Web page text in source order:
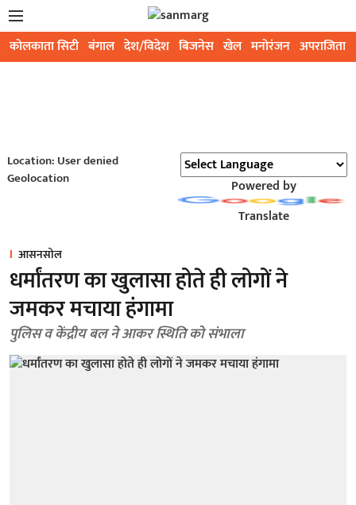
कोलकाता सिटी बंगाल देश/विदेश बिजनेस खेल मनोरंजन अपराजिता
Location: User denied
Geolocation
Powered by
Translate
आसनसोल
धर्मांतरण का खुलासा होते ही लोगों ने
जमकर मचाया हंगामा
पुलिस व केंद्रीय बल ने आकर स्थिति को संभाला